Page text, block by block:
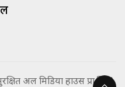
अल मिडिया हाउस प्रा.लि. |